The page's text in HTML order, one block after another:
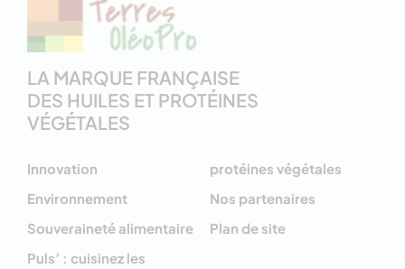
LA MARQUE FRANÇAISE
DES HUILES ET PROTÉINES
VÉGÉTALES
Innovation
Environnement
Souveraineté alimentaire
Puls’ : cuisinez les
protéines végétales
Nos partenaires
Plan de site